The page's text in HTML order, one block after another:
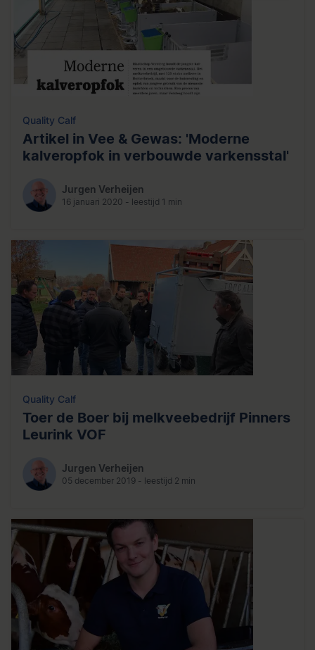
Quality Calf
Artikel in Vee & Gewas: 'Moderne
kalveropfok in verbouwde varkensstal'
Jurgen Verheijen
16 januari 2020 - leestijd 1 min
Quality Calf
Toer de Boer bij melkveebedrijf Pinners
Leurink VOF
Jurgen Verheijen
05 december 2019 - leestijd 2 min